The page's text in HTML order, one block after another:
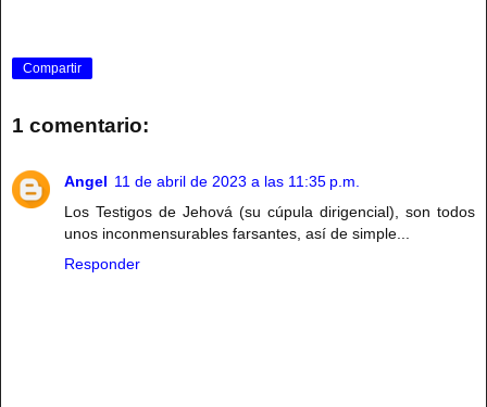
Compartir
1 comentario:
Angel 11 de abril de 2023 a las 11:35 p.m.
Los Testigos de Jehová (su cúpula dirigencial), son todos
unos inconmensurables farsantes, así de simple...
Responder